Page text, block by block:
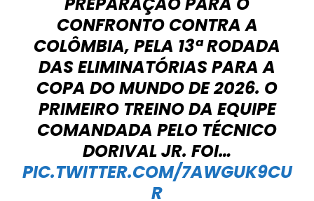
CONFRONTO CONTRA A
COLÔMBIA, PELA 13ª RODADA
DAS ELIMINATÓRIAS PARA A
COPA DO MUNDO DE 2026. O
PRIMEIRO TREINO DA EQUIPE
COMANDADA PELO TÉCNICO
DORIVAL JR. FOI…
PIC.TWITTER.COM/7AWGUK9CU
R